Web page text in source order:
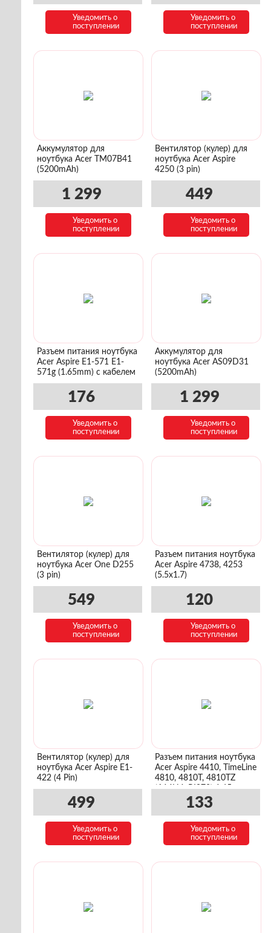
Уведомить о
поступлении
Уведомить о
поступлении
Аккумулятор для
ноутбука Acer TM07B41
(5200mAh)
1 299
Уведомить о
поступлении
Вентилятор (кулер) для
ноутбука Acer Aspire
4250 (3 pin)
449
Уведомить о
поступлении
Разъем питания ноутбука
Acer Aspire E1-571 E1-
571g (1.65mm) с кабелем
176
Уведомить о
поступлении
Аккумулятор для
ноутбука Acer AS09D31
(5200mAh)
1 299
Уведомить о
поступлении
Вентилятор (кулер) для
ноутбука Acer One D255
(3 pin)
549
Уведомить о
поступлении
Разъем питания ноутбука
Acer Aspire 4738, 4253
(5.5x1.7)
120
Уведомить о
поступлении
Вентилятор (кулер) для
ноутбука Acer Aspire E1-
422 (4 Pin)
499
Уведомить о
поступлении
Разъем питания ноутбука
Acer Aspire 4410, TimeLine
4810, 4810T, 4810TZ
(A14H4, PJ072) 1,65 mm
133
Уведомить о
поступлении